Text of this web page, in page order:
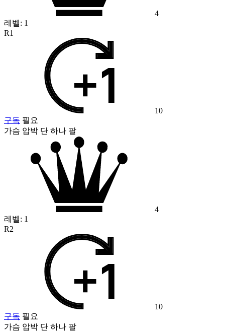
4
레벨: 1
R1
10
구독 필요
가슴 압박 단 하나 팔
4
레벨: 1
R2
10
구독 필요
가슴 압박 단 하나 팔